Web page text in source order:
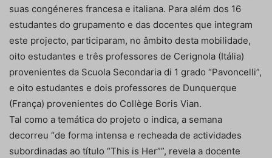
suas congéneres francesa e italiana. Para além dos 16
estudantes do grupamento e das docentes que integram
este projecto, participaram, no âmbito desta mobilidade,
oito estudantes e três professores de Cerignola (Itália)
provenientes da Scuola Secondaria di 1 grado “Pavoncelli”,
e oito estudantes e dois professores de Dunquerque
(França) provenientes do Collège Boris Vian.
Tal como a temática do projeto o indica, a semana
decorreu “de forma intensa e recheada de actividades
subordinadas ao título “This is Her””, revela a docente